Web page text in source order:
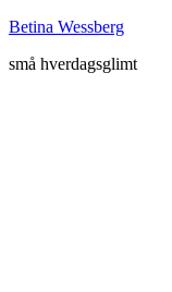
Betina Wessberg
små hverdagsglimt